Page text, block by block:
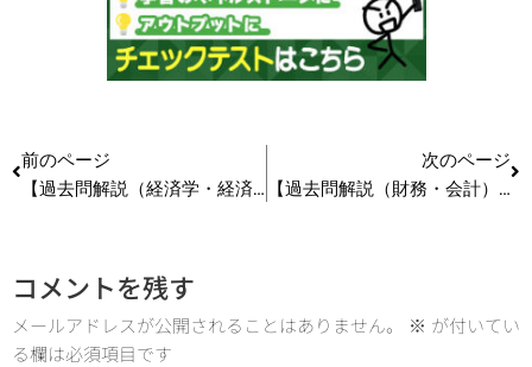
前のページ
【過去問解説（経済学・経済政策）】R5（再試） 第１0問(1) AD-AS分析
次のページ
【過去問解説（財務・会計）】R5（再試）第10問 原価計算
コメントを残す
メールアドレスが公開されることはありません。 ※ が付いてい
る欄は必須項目です